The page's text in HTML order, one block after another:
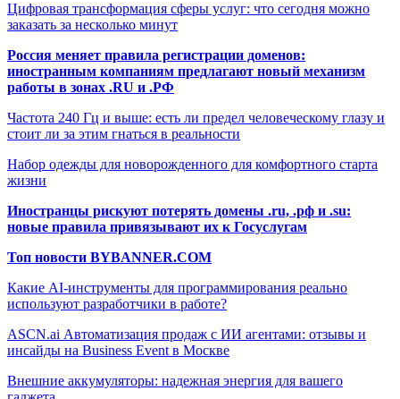
Цифровая трансформация сферы услуг: что сегодня можно
заказать за несколько минут
Россия меняет правила регистрации доменов:
иностранным компаниям предлагают новый механизм
работы в зонах .RU и .РФ
Частота 240 Гц и выше: есть ли предел человеческому глазу и
стоит ли за этим гнаться в реальности
Набор одежды для новорожденного для комфортного старта
жизни
Иностранцы рискуют потерять домены .ru, .рф и .su:
новые правила привязывают их к Госуслугам
Топ новости BYBANNER.COM
Какие AI-инструменты для программирования реально
используют разработчики в работе?
ASCN.ai Автоматизация продаж с ИИ агентами: отзывы и
инсайды на Business Event в Москве
Внешние аккумуляторы: надежная энергия для вашего